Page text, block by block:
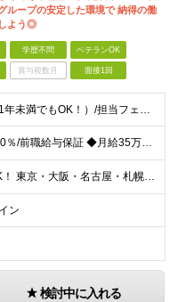
ループの安定した環境で 納得の働
よう◎
学歴不問 ベテランOK
賞与複数月 面接1回
＜経験年数不問（1年未満でもOK！）/担当フェーズ不問/ブランクOK＞ ◆開発またはインフラに携わった経験がある方（業界・経験年数不問） ◆学歴不問 ＼＼まずは気軽にご応募ください！／／ ★研修明
★年収アップ率100％/前職給与保証 ◆月給35万円～110万円＜入社時から年収200万円UP実現多数！還元率80％以上＞ ※上記は最低保証額。経験・年齢・能力などを考慮の上、優遇いたします。 ※上
★フルリモートOK！ 東京・大阪・名古屋・札幌・福岡の支社及び周辺のプロジェクト先（関東・関西・東海・北海道・福岡）での勤務となります。 ※勤務地はお選びいただけます ※希望されない転勤は発生しま
ン
検討中に入れる